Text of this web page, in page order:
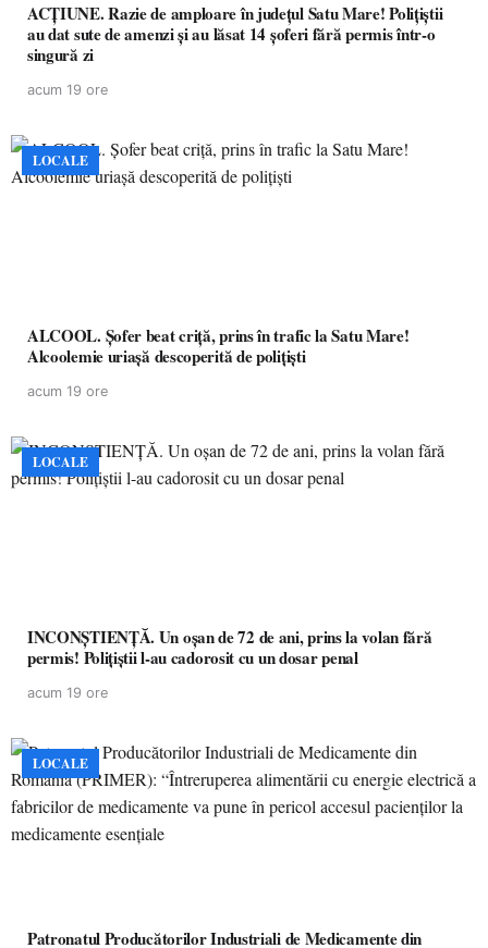
ACȚIUNE. Razie de amploare în județul Satu Mare! Polițiștii
au dat sute de amenzi și au lăsat 14 șoferi fără permis într-o
singură zi
acum 19 ore
LOCALE
ALCOOL. Șofer beat criță, prins în trafic la Satu Mare!
Alcoolemie uriașă descoperită de polițiști
acum 19 ore
LOCALE
INCONȘTIENȚĂ. Un oșan de 72 de ani, prins la volan fără
permis! Polițiștii l-au cadorosit cu un dosar penal
acum 19 ore
LOCALE
Patronatul Producătorilor Industriali de Medicamente din